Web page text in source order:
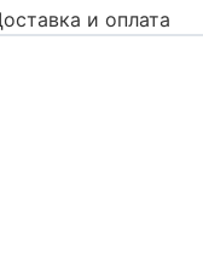
и оплата